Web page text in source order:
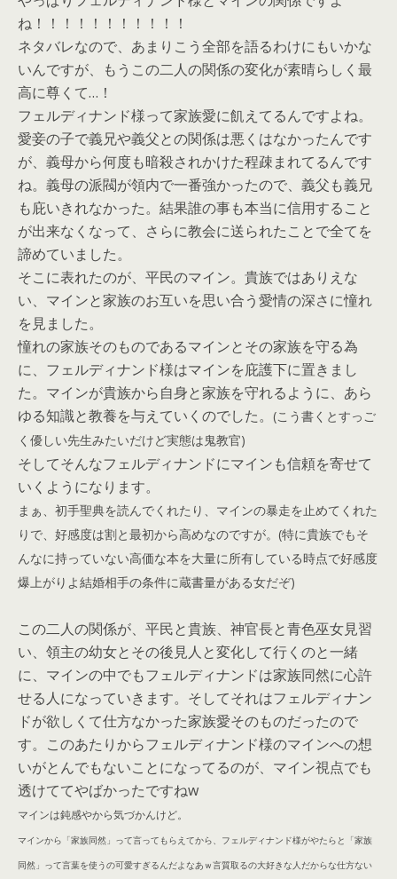
ね！！！！！！！！！！！
ネタバレなので、あまりこう全部を語るわけにもいかな
いんですが、もうこの二人の関係の変化が素晴らしく最
高に尊くて…！
フェルディナンド様って家族愛に飢えてるんですよね。
愛妾の子で義兄や義父との関係は悪くはなかったんです
が、義母から何度も暗殺されかけた程疎まれてるんです
ね。義母の派閥が領内で一番強かったので、義父も義兄
も庇いきれなかった。結果誰の事も本当に信用すること
が出来なくなって、さらに教会に送られたことで全てを
諦めていました。
そこに表れたのが、平民のマイン。貴族ではありえな
い、マインと家族のお互いを思い合う愛情の深さに憧れ
を見ました。
憧れの家族そのものであるマインとその家族を守る為
に、フェルディナンド様はマインを庇護下に置きまし
た。マインが貴族から自身と家族を守れるように、あら
ゆる知識と教養を与えていくのでした。 (こう書くとすっご
く優しい先生みたいだけど実態は鬼教官)
そしてそんなフェルディナンドにマインも信頼を寄せて
いくようになります。
まぁ、初手聖典を読んでくれたり、マインの暴走を止めてくれた
りで、好感度は割と最初から高めなのですが。(特に貴族でもそ
んなに持っていない高価な本を大量に所有している時点で好感度
爆上がりよ結婚相手の条件に蔵書量がある女だぞ)
この二人の関係が、平民と貴族、神官長と青色巫女見習
い、領主の幼女とその後見人と変化して行くのと一緒
に、マインの中でもフェルディナンドは家族同然に心許
せる人になっていきます。そしてそれはフェルディナン
ドが欲しくて仕方なかった家族愛そのものだったので
す。このあたりからフェルディナンド様のマインへの想
いがとんでもないことになってるのが、マイン視点でも
透けててやばかったですねw
マインは鈍感やから気づかんけど。
マインから「家族同然」って言ってもらえてから、フェルディナンド様がやたらと「家族
同然」って言葉を使うの可愛すぎるんだよなあｗ言質取るの大好きな人だからな仕方ない